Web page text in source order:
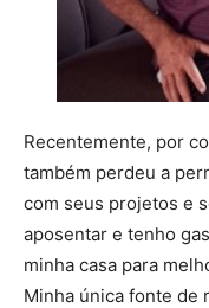
Recentemente, por
também perdeu a
com seus projetos e
aposentar e tenho
minha casa para
Minha única fonte de